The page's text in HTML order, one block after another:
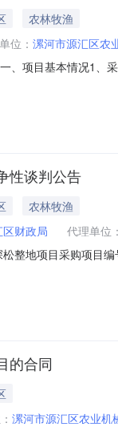
农林牧渔
位： 漯河市源汇区农
、项目基本情况1、
漯河市源汇区问津
性谈判公告
农林牧渔
财政局
代理单位
整地项目采购项目
机深松整地项目采
的合同
漯河市源汇区农业机